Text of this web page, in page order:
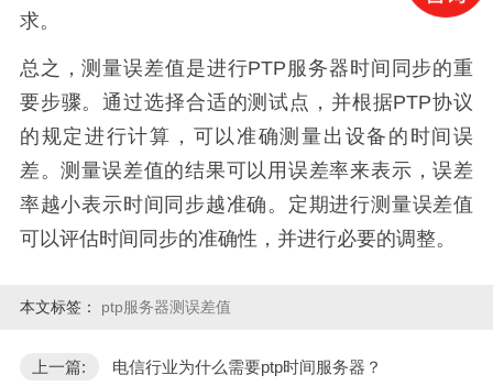
求。
总之，测量误差值是进行PTP服务器时间同步的重
要步骤。通过选择合适的测试点，并根据PTP协议
的规定进行计算，可以准确测量出设备的时间误
差。测量误差值的结果可以用误差率来表示，误差
率越小表示时间同步越准确。定期进行测量误差值
可以评估时间同步的准确性，并进行必要的调整。
本文标签： ptp服务器测误差值
上一篇: 电信行业为什么需要ptp时间服务器？